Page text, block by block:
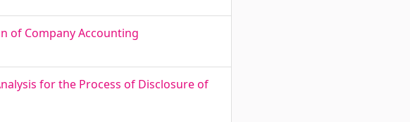
of Company Accounting
for the Process of Disclosure of